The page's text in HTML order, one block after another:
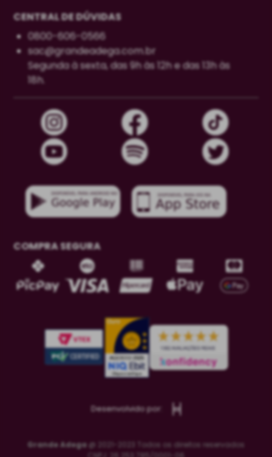
CENTRAL DE DÚVIDAS
0800-606-0566
sac@grandeadega.com.br
Segunda à sexta, das 9h às 12h e das 13h às
18h.
COMPRA SEGURA
Desenvolvido por:
Grande Adega @ 2021-2023 Todos os direitos reservados